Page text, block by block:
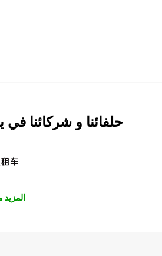
حلفائنا و شركائنا في
المزيد